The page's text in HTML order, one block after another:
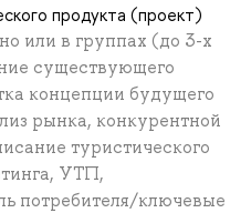
продукта (проект)
или в группах (до 3-х
существующего
концепции будущего
рынка, конкурентной
туристического
УТП,
потребителя/ключевые